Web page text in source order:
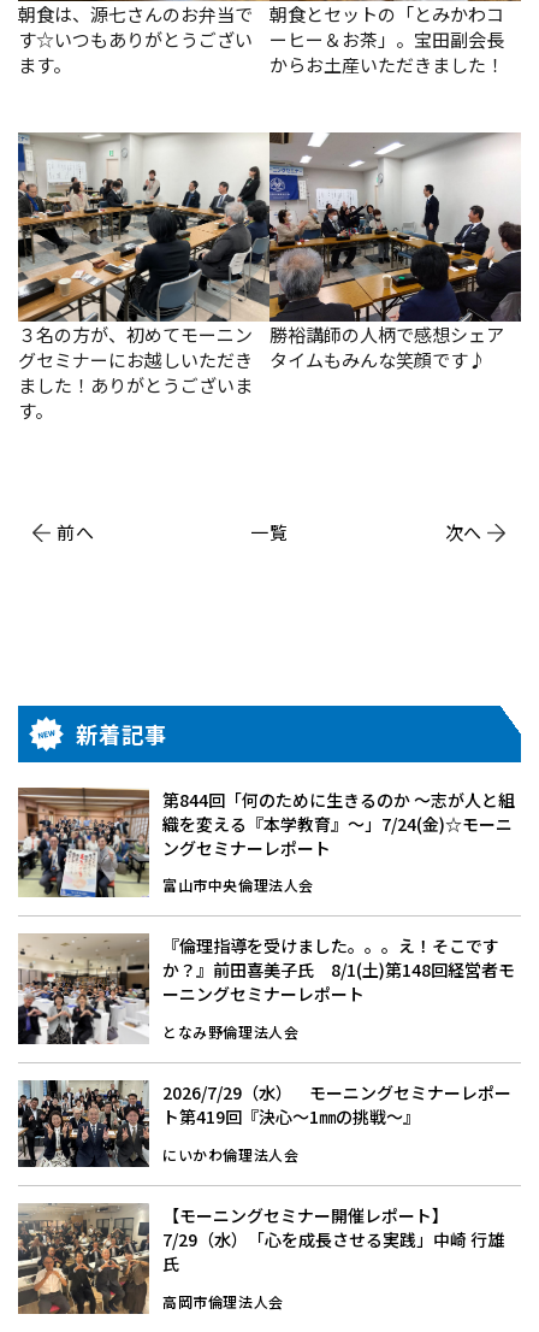
朝食は、源七さんのお弁当で
す☆いつもありがとうござい
ます。
朝食とセットの「とみかわコ
ーヒー＆お茶」。宝田副会長
からお土産いただきました！
３名の方が、初めてモーニン
グセミナーにお越しいただき
ました！ありがとうございま
す。
勝裕講師の人柄で感想シェア
タイムもみんな笑顔です♪
前へ 一覧 次へ
新着記事
第844回「何のために生きるのか 〜志が人と組
織を変える『本学教育』〜」7/24(金)☆モーニ
ングセミナーレポート
富山市中央倫理法人会
『倫理指導を受けました。。。え！そこです
か？』前田喜美子氏 8/1(土)第148回経営者モ
ーニングセミナーレポート
となみ野倫理法人会
2026/7/29（水） モーニングセミナーレポー
ト第419回『決心～1㎜の挑戦～』
にいかわ倫理法人会
【モーニングセミナー開催レポート】
7/29（水）「心を成長させる実践」中崎 行雄
氏
高岡市倫理法人会